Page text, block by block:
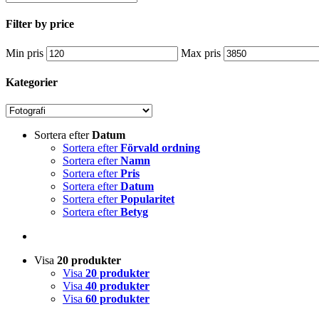
Filter by price
Min pris Max pris
Kategorier
Sortera efterDatum
Sortera efterFörvald ordning
Sortera efterNamn
Sortera efterPris
Sortera efterDatum
Sortera efterPopularitet
Sortera efterBetyg
Visa 20 produkter
Visa 20 produkter
Visa 40 produkter
Visa 60 produkter